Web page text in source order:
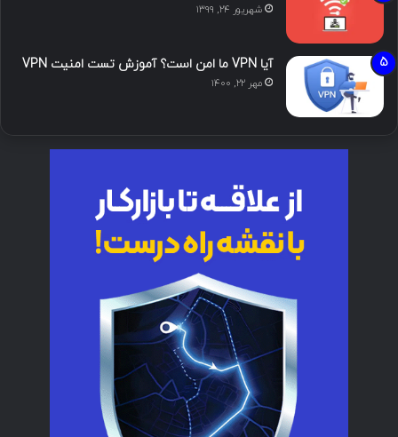
شهریور ۲۴, ۱۳۹۹
آیا VPN ما امن است؟ آموزش تست امنیت VPN
مهر ۲۲, ۱۴۰۰